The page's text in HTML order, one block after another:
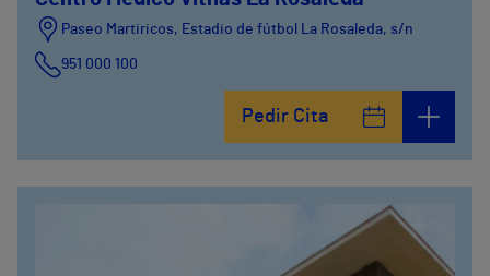
Paseo Martiricos, Estadio de fútbol La Rosaleda, s/n
951 000 100
Pedir Cita